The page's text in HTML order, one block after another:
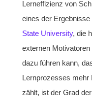
Lerneffizienz von
eines der Ergebnisse
State University, die
externen
dazu führen kann,
Lernprozesses mehr
zählt, ist der Grad